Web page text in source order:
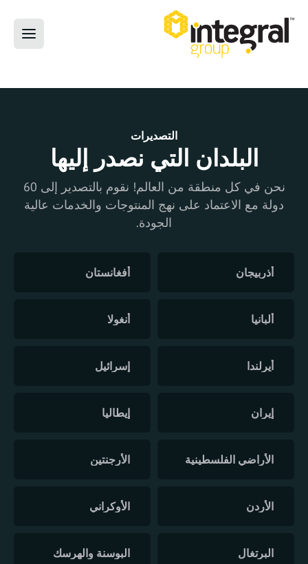
التصديرات
البلدان التي نصدر إليها
نحن في كل منطقة من العالم! نقوم بالتصدير إلى 60
دولة مع الاعتماد على نهج المنتوجات والخدمات عالية
الجودة.
أذربيجان أفغانستان
ألبانيا أنغولا
أيرلندا إسرائيل
إيران إيطاليا
الأراضي الفلسطينية الأرجنتين
الأردن الأوكراني
البرتغال البوسنة والهرسك